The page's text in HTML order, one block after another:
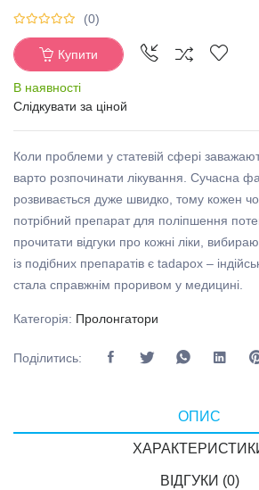
(0)
Купити
В наявності
Слідкувати за ціной
Коли проблеми у статевій сфері
варто розпочинати лікування. Сучасна
розвивається дуже швидко, тому кожен
потрібний препарат для поліпшення
прочитати відгуки про кожні ліки,
із подібних препаратів є tadapox –
стала справжнім проривом у медицині.
Категорія: Пролонгатори
Поділитись:
ОПИС
ВІДГУКИ (0)